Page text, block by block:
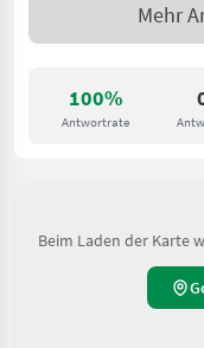
100%
Antwortrate
Mehr
Beim Laden der Karte